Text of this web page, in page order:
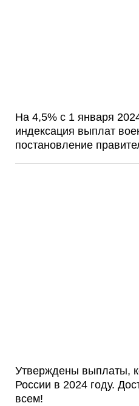
На 4,5% с 1 января
индексация выплат
постановление
Утверждены выплаты,
России в 2024 году.
всем!